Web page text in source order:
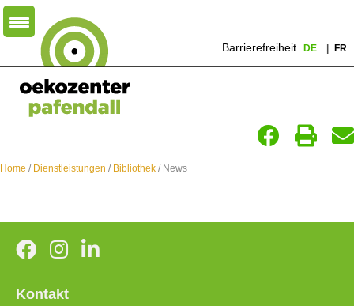
Barrierefreiheit DE FR
Home / Dienstleistungen / Bibliothek / News
Kontakt